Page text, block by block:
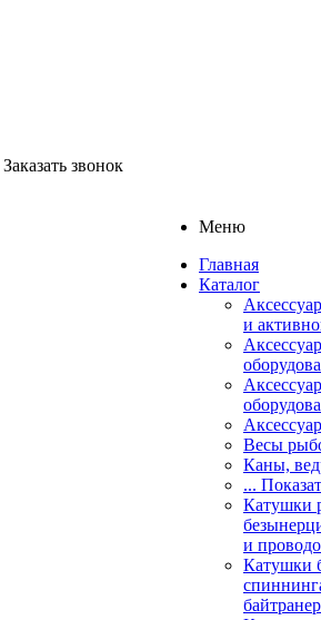
Заказать звонок
Меню
Главная
Каталог
и
Весы
Каны,
...
Катушки
и
Катушки